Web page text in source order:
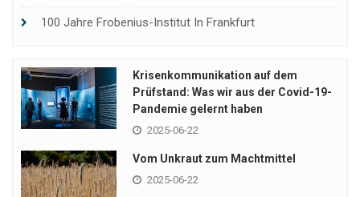
100 Jahre Frobenius-Institut In Frankfurt
Krisenkommunikation auf dem
Prüfstand: Was wir aus der Covid-19-
Pandemie gelernt haben
2025-06-22
Vom Unkraut zum Machtmittel
2025-06-22